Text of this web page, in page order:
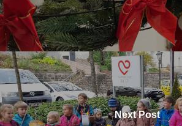
Next Post